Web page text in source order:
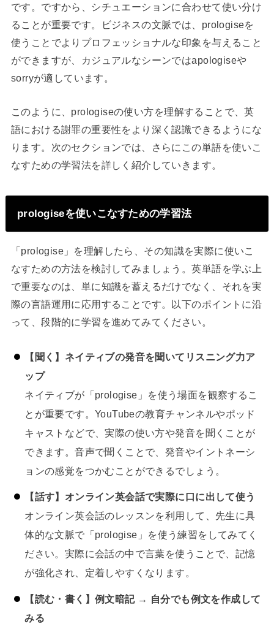
です。ですから、シチュエーションに合わせて使い分け
ることが重要です。ビジネスの文脈では、prologiseを
使うことでよりプロフェッショナルな印象を与えること
ができますが、カジュアルなシーンではapologiseや
sorryが適しています。
このように、prologiseの使い方を理解することで、英
語における謝罪の重要性をより深く認識できるようにな
ります。次のセクションでは、さらにこの単語を使いこ
なすための学習法を詳しく紹介していきます。
prologiseを使いこなすための学習法
「prologise」を理解したら、その知識を実際に使いこ
なすための方法を検討してみましょう。英単語を学ぶ上
で重要なのは、単に知識を蓄えるだけでなく、それを実
際の言語運用に応用することです。以下のポイントに沿
って、段階的に学習を進めてみてください。
【聞く】ネイティブの発音を聞いてリスニング力ア
ップ
ネイティブが「prologise」を使う場面を観察するこ
とが重要です。YouTubeの教育チャンネルやポッド
キャストなどで、実際の使い方や発音を聞くことが
できます。音声で聞くことで、発音やイントネーシ
ョンの感覚をつかむことができるでしょう。
【話す】オンライン英会話で実際に口に出して使う
オンライン英会話のレッスンを利用して、先生に具
体的な文脈で「prologise」を使う練習をしてみてく
ださい。実際に会話の中で言葉を使うことで、記憶
が強化され、定着しやすくなります。
【読む・書く】例文暗記 → 自分でも例文を作成して
みる